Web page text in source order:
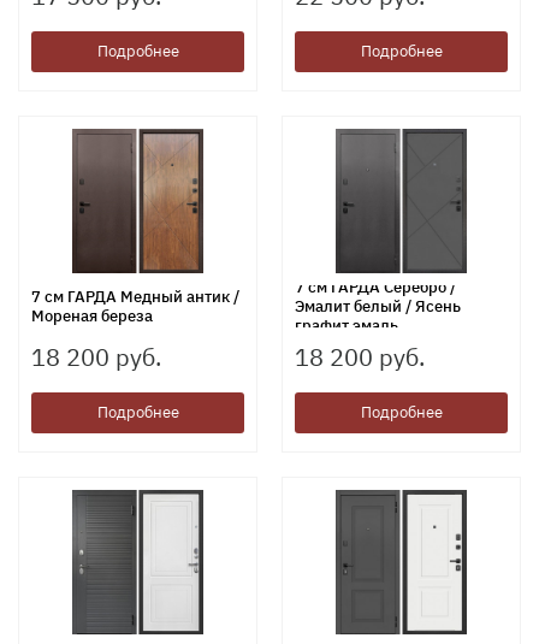
Подробнее Подробнее
7 см ГАРДА Медный антик /
Мореная береза
18 200 руб.
Подробнее
7 см ГАРДА Серебро /
Эмалит белый / Ясень
графит эмаль
18 200 руб.
Подробнее